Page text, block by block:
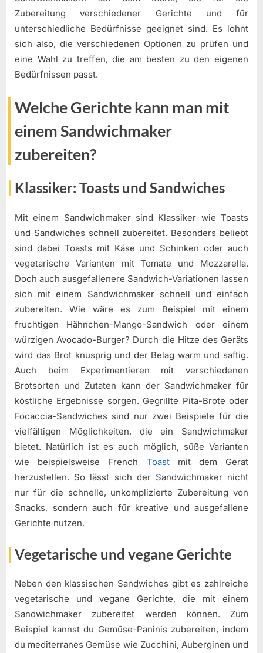
Zubereitung verschiedener Gerichte und für
unterschiedliche Bedürfnisse geeignet sind. Es lohnt
sich also, die verschiedenen Optionen zu prüfen und
eine Wahl zu treffen, die am besten zu den eigenen
Bedürfnissen passt.
Welche Gerichte kann man mit
einem Sandwichmaker
zubereiten?
Klassiker: Toasts und Sandwiches
Mit einem Sandwichmaker sind Klassiker wie Toasts
und Sandwiches schnell zubereitet. Besonders beliebt
sind dabei Toasts mit Käse und Schinken oder auch
vegetarische Varianten mit Tomate und Mozzarella.
Doch auch ausgefallenere Sandwich-Variationen lassen
sich mit einem Sandwichmaker schnell und einfach
zubereiten. Wie wäre es zum Beispiel mit einem
fruchtigen Hähnchen-Mango-Sandwich oder einem
würzigen Avocado-Burger? Durch die Hitze des Geräts
wird das Brot knusprig und der Belag warm und saftig.
Auch beim Experimentieren mit verschiedenen
Brotsorten und Zutaten kann der Sandwichmaker für
köstliche Ergebnisse sorgen. Gegrillte Pita-Brote oder
Focaccia-Sandwiches sind nur zwei Beispiele für die
vielfältigen Möglichkeiten, die ein Sandwichmaker
bietet. Natürlich ist es auch möglich, süße Varianten
wie beispielsweise French Toastmit dem Gerät
herzustellen. So lässt sich der Sandwichmaker nicht
nur für die schnelle, unkomplizierte Zubereitung von
Snacks, sondern auch für kreative und ausgefallene
Gerichte nutzen.
Vegetarische und vegane Gerichte
Neben den klassischen Sandwiches gibt es zahlreiche
vegetarische und vegane Gerichte, die mit einem
Sandwichmaker zubereitet werden können. Zum
Beispiel kannst du Gemüse-Paninis zubereiten, indem
du mediterranes Gemüse wie Zucchini, Auberginen und